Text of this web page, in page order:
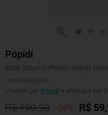
Pópidí
Bota Coturno Popidi Infantil
Ver avaliações
Vendido por Pópidí e entregue por
R$ 190,90 -69% R$